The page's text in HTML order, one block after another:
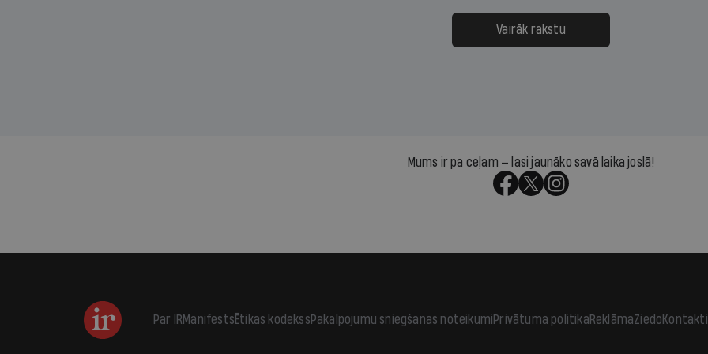
samaksāt augstos procentus,
kas jāpārskaita jau trīs dienas
pirms nākamās sapulces
uzcītīga darba, mammas
atbalsts un drosme
meteovērojumus arī tad,
Vairāk rakstu
Mums ir pa ceļam — lasi jaunāko savā laika joslā!
Par IRManifestsĒtikas kodekssPakalpojumu sniegšanas noteikumiPrivātuma politikaReklāmaZiedoKontakti